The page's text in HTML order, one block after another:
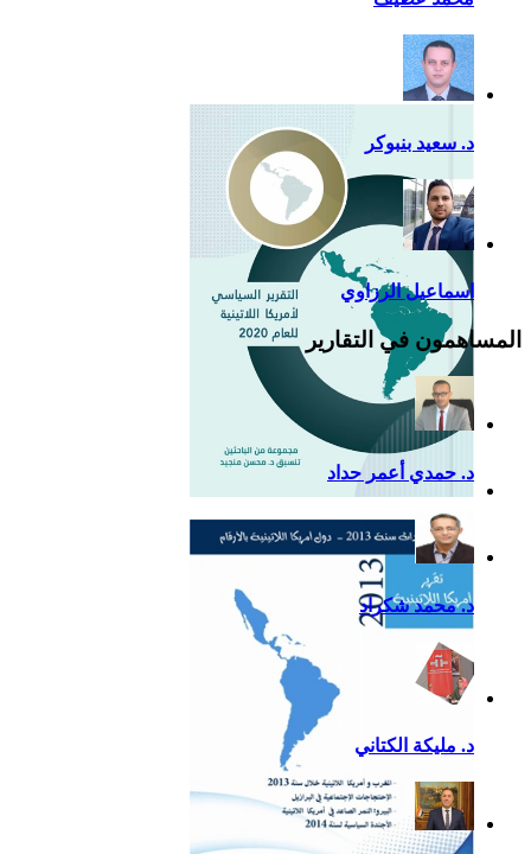
إضافية لدعم القوة الناعمة
للصين في أمريكا اللاتينية
التقرير السياسي لأمريكا
اللاتينية للعام 2020
د. سعيد بنبوكر
اسماعيل الرزاوي
المساهمون في التقارير
د. حمدي أعمر حداد
د. محمد شكراد
د. مليكة الكتاني